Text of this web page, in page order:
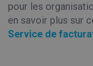
pour les
en savoir plus sur
Service de